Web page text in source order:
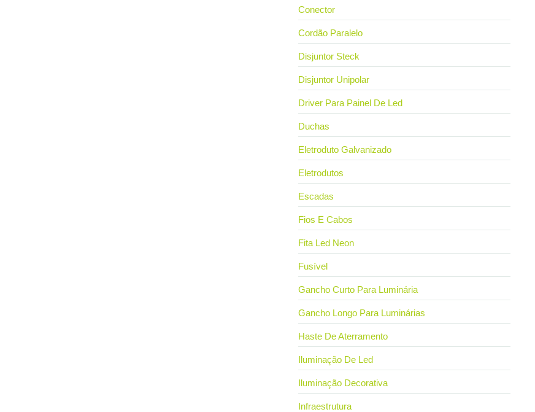
Conector
Cordão Paralelo
Disjuntor Steck
Disjuntor Unipolar
Driver Para Painel De Led
Duchas
Eletroduto Galvanizado
Eletrodutos
Escadas
Fios E Cabos
Fita Led Neon
Fusível
Gancho Curto Para Luminária
Gancho Longo Para Luminárias
Haste De Aterramento
Iluminação De Led
Iluminação Decorativa
Infraestrutura